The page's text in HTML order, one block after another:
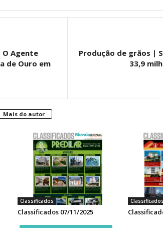
O Agente
de Ouro em
Produção de grãos |
33,9
Mais do autor
Classificados
Classificados 07/11/2025
Classificados